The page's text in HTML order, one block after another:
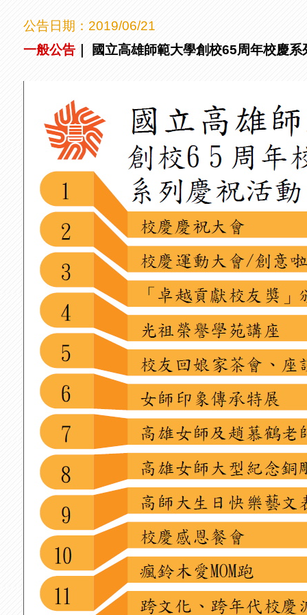
公告日期： 2019/06/21
一般公告｜ 國立高雄師範大學創校65周年校慶系